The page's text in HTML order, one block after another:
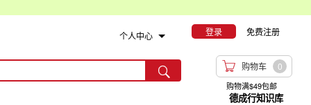
个人中心 登录 免费注册
  购物车 0
购物满$49包邮
德成行知识库